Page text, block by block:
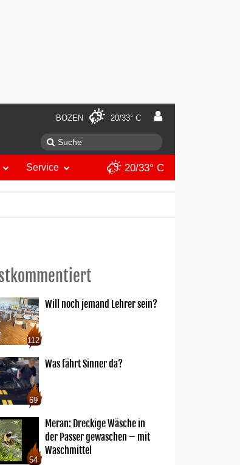
BOZEN 20/33° C
Service 20/33° C
112
Will noch jemand Lehrer sein?
69
Was fährt Sinner da?
54
Meran: Dreckige Wäsche in
der Passer gewaschen – mit
Waschmittel